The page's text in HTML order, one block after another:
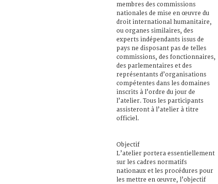
membres des commissions
nationales de mise en œuvre du
droit international humanitaire,
ou organes similaires, des
experts indépendants issus de
pays ne disposant pas de telles
commissions, des fonctionnaires,
des parlementaires et des
représentants d’organisations
compétentes dans les domaines
inscrits à l’ordre du jour de
l’atelier. Tous les participants
assisteront à l’atelier à titre
officiel.
Objectif
L’atelier portera essentiellement
sur les cadres normatifs
nationaux et les procédures pour
les mettre en œuvre, l’objectif